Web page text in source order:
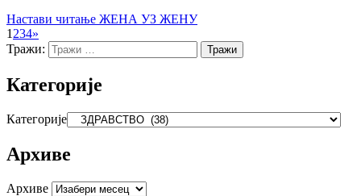
Настави читање ЖЕНА УЗ ЖЕНУ
1 234»
Тражи:
Категорије
Категорије
Архиве
Архиве